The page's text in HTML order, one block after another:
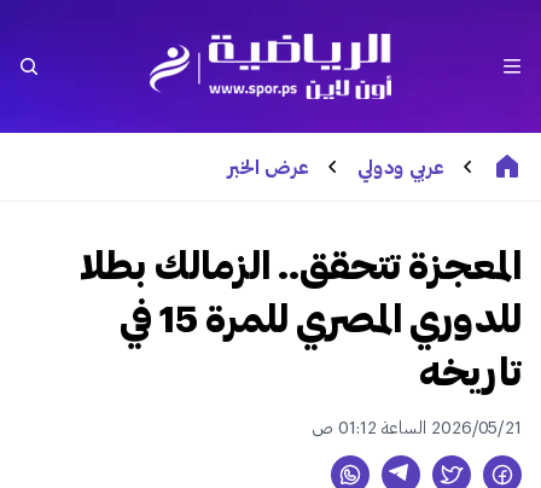
عربي ودولي عرض الخبر
المعجزة تتحقق.. الزمالك بطلا
للدوري المصري للمرة 15 في
تاريخه
2026/05/21 الساعة 01:12 ص